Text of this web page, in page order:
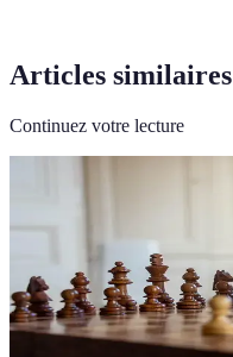
Articles similaires
Continuez votre lecture